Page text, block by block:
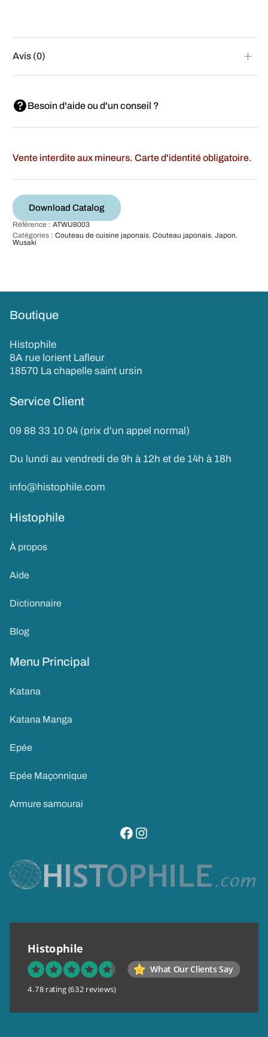
Avis (0)
Besoin d'aide ou d'un conseil ?
Vente interdite aux mineurs. Carte d'identité obligatoire.
Download Catalog
Référence : ATWU8003
Catégories : Couteau de cuisine japonais, Couteau japonais, Japon,
Wusaki
Boutique
Histophile
8A rue lorient Lafleur
18570 La chapelle saint ursin
Service Client
09 88 33 10 04 (prix d'un appel normal)
Du lundi au vendredi de 9h à 12h et de 14h à 18h
info@histophile.com
Histophile
À propos
Aide
Dictionnaire
Blog
Menu Principal
Katana
Katana Manga
Epée
Epée Maçonnique
Armure samourai
visitez notre page facebook
suivez notre compte instagram
Histophile
What Our Clients Say
4.78 rating (632 reviews)